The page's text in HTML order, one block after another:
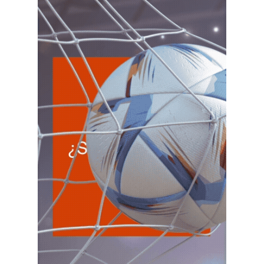
6 LA RIOJA
Agentes Retencion La Rioja
CUIT 0-1-2-3-4-…
VIE 7/8
NACIONAL
7 NACIONAL
Agentes SIRCAR 2a Quinc
CUIT 0-1-2-3-4-…
7 Autonomos
CUIT 7-8-9-…
7 NACIONAL
Contr. Fiscal Nueva Tecn. MT
CUIT 0-1-2-3-4-5-6-7-8-9-…
C.A.B.A.
7 C.A.B.A.
Agentes Recaudac CABA e-Arciba
CUIT 0-1-2-3-4-5-6-7-8-9-…